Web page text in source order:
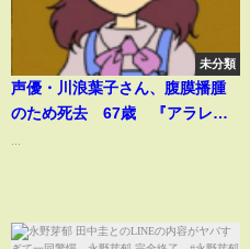
未分類
声優・川浪葉子さん、腹膜播腫
のため死去 67歳 『アラレち